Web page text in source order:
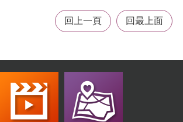
回上一頁 回最上面